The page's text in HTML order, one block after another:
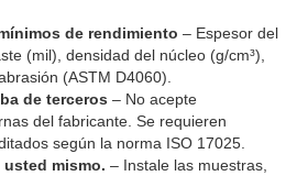
de rendimiento – Espesor del
(mil), densidad del núcleo (g/cm³),
(ASTM D4060).
de terceros – No acepte
del fabricante. Se requieren
según la norma ISO 17025.
usted mismo. – Instale las muestras,